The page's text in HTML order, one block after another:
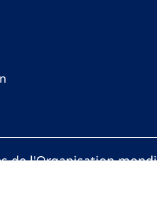
de l'Organisation